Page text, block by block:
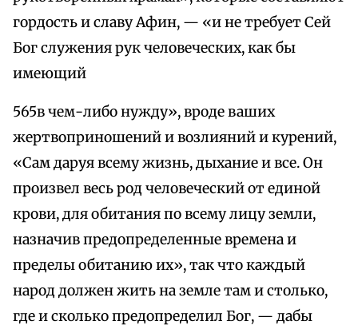
гордость и славу Афин, — «и не требует Сей
Бог служения рук человеческих, как бы
имеющий
565в чем-либо нужду», вроде ваших
жертвоприношений и возлияний и курений,
«Сам даруя всему жизнь, дыхание и все. Он
произвел весь род человеческий от единой
крови, для обитания по всему лицу земли,
назначив предопределенные времена и
пределы обитанию их», так что каждый
народ должен жить на земле там и столько,
где и сколько предопределил Бог, — дабы